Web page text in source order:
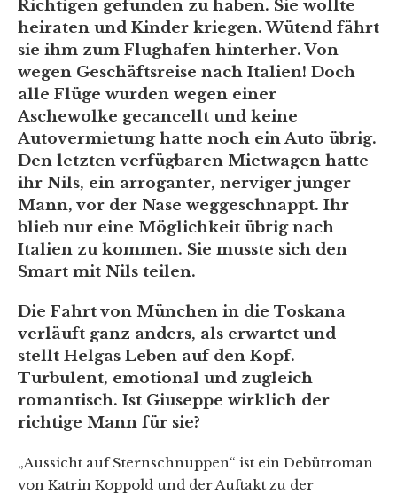
Richtigen gefunden zu haben. Sie wollte
heiraten und Kinder kriegen. Wütend fährt
sie ihm zum Flughafen hinterher. Von
wegen Geschäftsreise nach Italien! Doch
alle Flüge wurden wegen einer
Aschewolke gecancellt und keine
Autovermietung hatte noch ein Auto übrig.
Den letzten verfügbaren Mietwagen hatte
ihr Nils, ein arroganter, nerviger junger
Mann, vor der Nase weggeschnappt. Ihr
blieb nur eine Möglichkeit übrig nach
Italien zu kommen. Sie musste sich den
Smart mit Nils teilen.
Die Fahrt von München in die Toskana
verläuft ganz anders, als erwartet und
stellt Helgas Leben auf den Kopf.
Turbulent, emotional und zugleich
romantisch. Ist Giuseppe wirklich der
richtige Mann für sie?
„Aussicht auf Sternschnuppen“ ist ein Debütroman
von Katrin Koppold und der Auftakt zu der